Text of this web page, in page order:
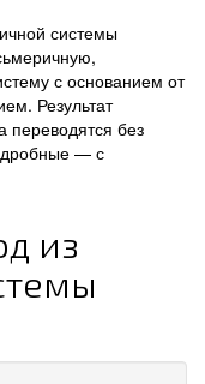
системы
с основанием от
Результат
переводятся без
дробные — с
из